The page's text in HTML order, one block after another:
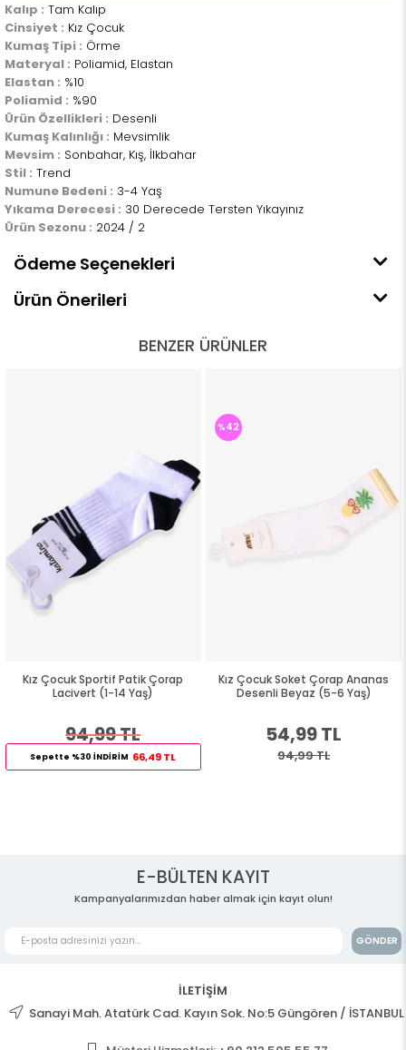
Kalıp : Tam Kalıp
Cinsiyet : Kız Çocuk
Kumaş Tipi : Örme
Materyal : Poliamid, Elastan
Elastan : %10
Poliamid : %90
Ürün Özellikleri : Desenli
Kumaş Kalınlığı : Mevsimlik
Mevsim : Sonbahar, Kış, İlkbahar
Stil : Trend
Numune Bedeni : 3-4 Yaş
Yıkama Derecesi : 30 Derecede Tersten Yıkayınız
Ürün Sezonu : 2024 / 2
Ödeme Seçenekleri
Ürün Önerileri
BENZER ÜRÜNLER
Kız Çocuk Sportif Patik Çorap
Lacivert (1-14 Yaş)
94,99 TL
Sepette %30 İNDİRİM 66,49 TL
Kız Çocuk Soket Çorap Ananas
Desenli Beyaz (5-6 Yaş)
54,99 TL
94,99 TL
%42
E-BÜLTEN KAYIT
Kampanyalarımızdan haber almak için kayıt olun!
GÖNDER
İLETİŞİM
Sanayi Mah. Atatürk Cad. Kayın Sok. No:5 Güngören / İSTANBUL